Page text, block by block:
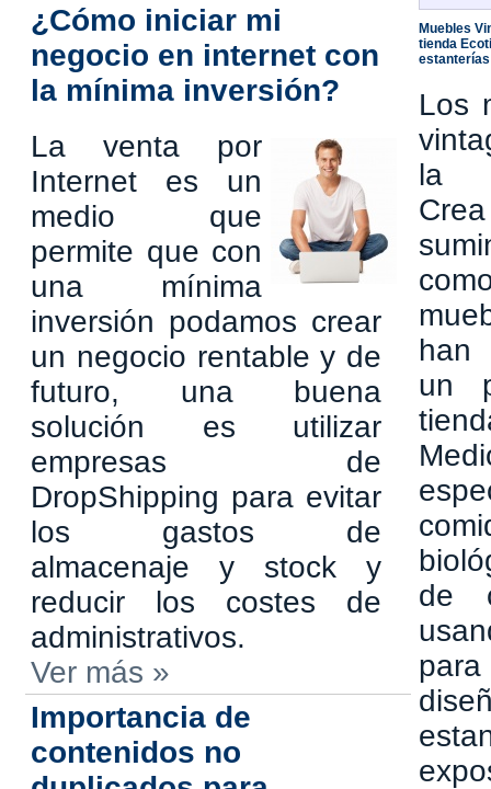
¿Cómo iniciar mi
negocio en internet con
la mínima inversión?
La venta por
Internet es un
medio que
permite que con
una mí­nima
inversión podamos crear
un negocio rentable y de
futuro, una buena
solución es utilizar
empresas de
DropShipping para evitar
los gastos de
almacenaje y stock y
reducir los costes de
administrativos.
Ver más »
Importancia de
contenidos no
Muebles
tienda
Los
la
han
un
de